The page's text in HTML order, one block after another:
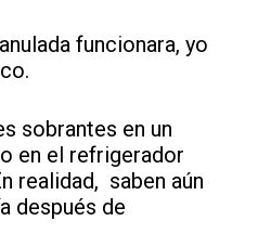
funcionara, yo
sobrantes en un
en el refrigerador
realidad, saben aún
después de